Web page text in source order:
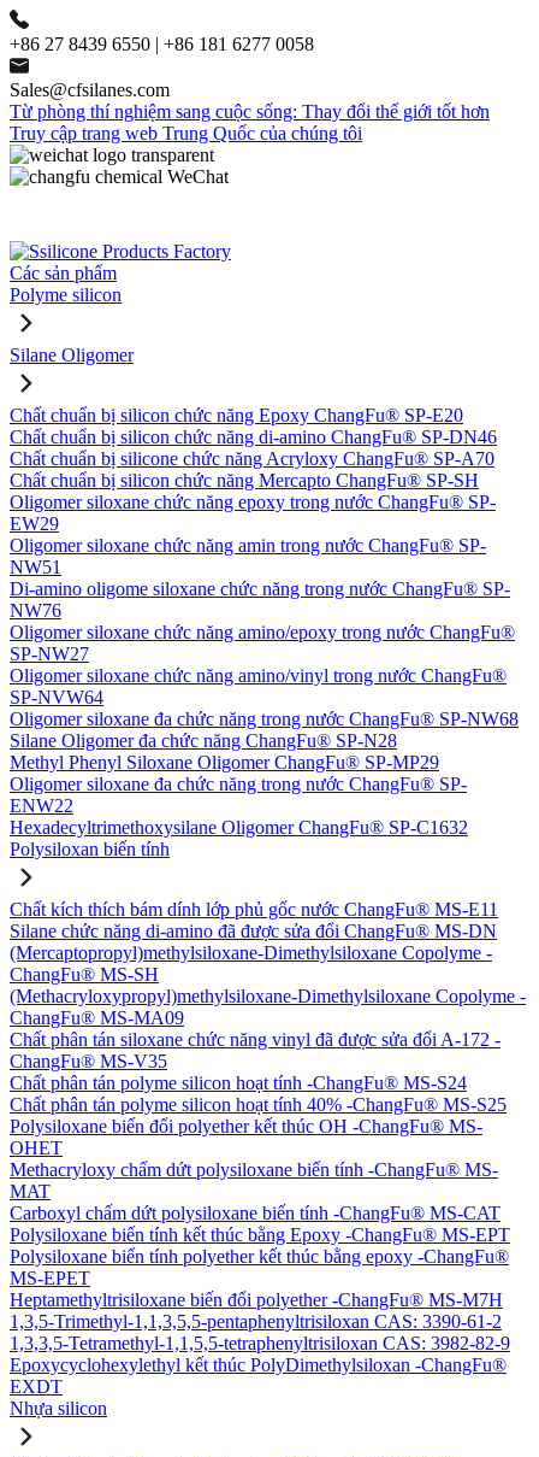
+86 27 8439 6550 | +86 181 6277 0058
Sales@cfsilanes.com
Từ phòng thí nghiệm sang cuộc sống: Thay đổi thế giới tốt hơn
Truy cập trang web Trung Quốc của chúng tôi
Các sản phẩm
Polyme silicon
Silane Oligomer
Chất chuẩn bị silicon chức năng Epoxy ChangFu® SP-E20
Chất chuẩn bị silicon chức năng di-amino ChangFu® SP-DN46
Chất chuẩn bị silicone chức năng Acryloxy ChangFu® SP-A70
Chất chuẩn bị silicon chức năng Mercapto ChangFu® SP-SH
Oligomer siloxane chức năng epoxy trong nước ChangFu® SP-
EW29
Oligomer siloxane chức năng amin trong nước ChangFu® SP-
NW51
Di-amino oligome siloxane chức năng trong nước ChangFu® SP-
NW76
Oligomer siloxane chức năng amino/epoxy trong nước ChangFu®
SP-NW27
Oligomer siloxane chức năng amino/vinyl trong nước ChangFu®
SP-NVW64
Oligomer siloxane đa chức năng trong nước ChangFu® SP-NW68
Silane Oligomer đa chức năng ChangFu® SP-N28
Methyl Phenyl Siloxane Oligomer ChangFu® SP-MP29
Oligomer siloxane đa chức năng trong nước ChangFu® SP-
ENW22
Hexadecyltrimethoxysilane Oligomer ChangFu® SP-C1632
Polysiloxan biến tính
Chất kích thích bám dính lớp phủ gốc nước ChangFu® MS-E11
Silane chức năng di-amino đã được sửa đổi ChangFu® MS-DN
(Mercaptopropyl)methylsiloxane-Dimethylsiloxane Copolyme -
ChangFu® MS-SH
(Methacryloxypropyl)methylsiloxane-Dimethylsiloxane Copolyme -
ChangFu® MS-MA09
Chất phân tán siloxane chức năng vinyl đã được sửa đổi A-172 -
ChangFu® MS-V35
Chất phân tán polyme silicon hoạt tính -ChangFu® MS-S24
Chất phân tán polyme silicon hoạt tính 40% -ChangFu® MS-S25
Polysiloxane biến đổi polyether kết thúc OH -ChangFu® MS-
OHET
Methacryloxy chấm dứt polysiloxane biến tính -ChangFu® MS-
MAT
Carboxyl chấm dứt polysiloxane biến tính -ChangFu® MS-CAT
Polysiloxane biến tính kết thúc bằng Epoxy -ChangFu® MS-EPT
Polysiloxane biến tính polyether kết thúc bằng epoxy -ChangFu®
MS-EPET
Heptamethyltrisiloxane biến đổi polyether -ChangFu® MS-M7H
1,3,5-Trimethyl-1,1,3,5,5-pentaphenyltrisiloxan CAS: 3390-61-2
1,3,3,5-Tetramethyl-1,1,5,5-tetraphenyltrisiloxan CAS: 3982-82-9
Epoxycyclohexylethyl kết thúc PolyDimethylsiloxan -ChangFu®
EXDT
Nhựa silicon